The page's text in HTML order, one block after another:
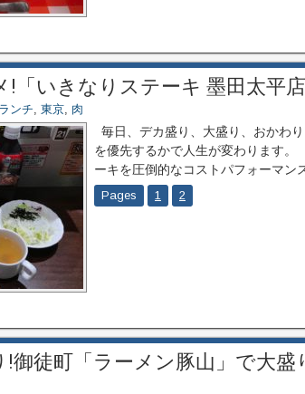
!「いきなりステーキ 墨田太平
ランチ, 東京, 肉
毎日、デカ盛り、大盛り、おかわ
を優先するかで人生が変わります
ーキを圧倒的なコストパフォーマン
Pages 1 2
!御徒町「ラーメン豚山」で大